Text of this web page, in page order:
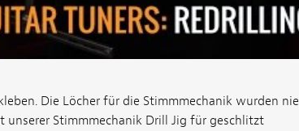
Die Löcher für die Stimmmechanik wurden nie
Stimmmechanik Drill Jig für geschlitzt